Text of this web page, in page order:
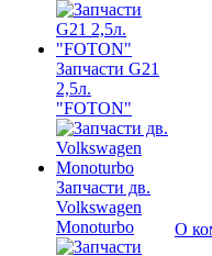
Запчасти G21
2,5л.
"FOTON"
Запчасти дв.
Volkswagen
Monoturbo
О